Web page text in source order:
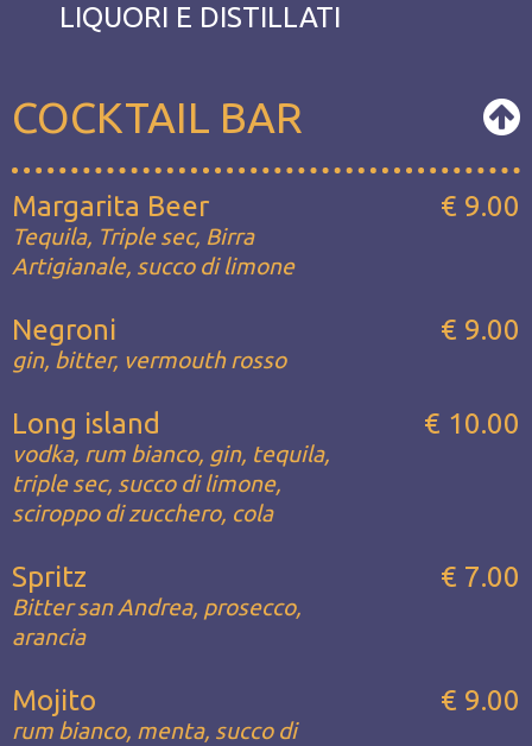
LIQUORI E DISTILLATI
COCKTAIL BAR
Margarita Beer
Tequila, Triple sec, Birra
Artigianale, succo di limone
€ 9.00
Negroni
gin, bitter, vermouth rosso
€ 9.00
Long island
vodka, rum bianco, gin, tequila,
triple sec, succo di limone,
sciroppo di zucchero, cola
€ 10.00
Spritz
Bitter san Andrea, prosecco,
arancia
€ 7.00
Mojito
rum bianco, menta, succo di
€ 9.00